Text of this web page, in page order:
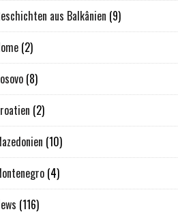
aus Balkânien (9)
(2)
(8)
(2)
(10)
(4)
(116)